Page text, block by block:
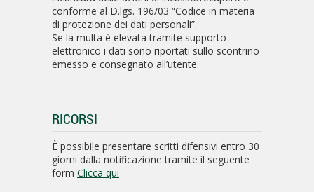
conforme al D.lgs. 196/03 “Codice in materia
di protezione dei dati personali”.
Se la multa è elevata tramite supporto
elettronico i dati sono riportati sullo scontrino
emesso e consegnato all’utente.
RICORSI
È possibile presentare scritti difensivi entro 30
giorni dalla notificazione tramite il seguente
form Clicca qui